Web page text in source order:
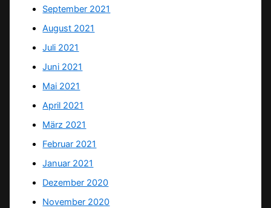
September 2021
August 2021
Juli 2021
Juni 2021
Mai 2021
April 2021
März 2021
Februar 2021
Januar 2021
Dezember 2020
November 2020